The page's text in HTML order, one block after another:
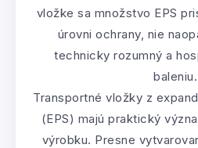
vložke sa množstvo EPS
úrovni ochrany, nie
technicky rozumný a
baleniu.
Transportné vložky z
(EPS) majú praktický
výrobku. Presne